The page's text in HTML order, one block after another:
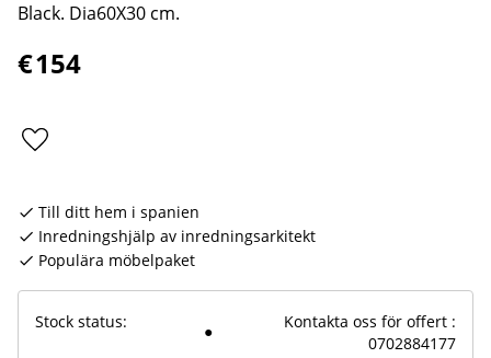
Black. Dia60X30 cm.
€154
Add to favorites
Till ditt hem i spanien
Inredningshjälp av inredningsarkitekt
Populära möbelpaket
Stock status
Kontakta oss för offert :
0702884177